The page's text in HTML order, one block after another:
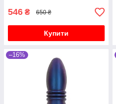
546 ₴ 650 ₴
Купити
–16%